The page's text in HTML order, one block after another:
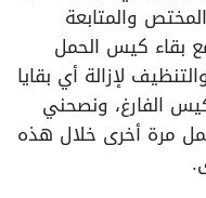
والمتابعة
بقاء كيس الحمل
لإزالة أي بقايا
الفارغ، ونصحني
مرة أخرى خلال هذه